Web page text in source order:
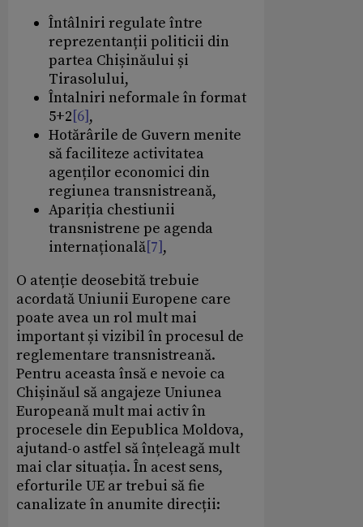
Întâlniri regulate între
reprezentanții politicii din
partea Chișinăului și
Tirasolului,
Întalniri neformale în format
5+2[6],
Hotărârile de Guvern menite
să faciliteze activitatea
agenților economici din
regiunea transnistreană,
Apariția chestiunii
transnistrene pe agenda
internațională[7],
O atenție deosebită trebuie
acordată Uniunii Europene care
poate avea un rol mult mai
important și vizibil în procesul de
reglementare transnistreană.
Pentru aceasta însă e nevoie ca
Chișinăul să angajeze Uniunea
Europeană mult mai activ în
procesele din Eepublica Moldova,
ajutand-o astfel să înțeleagă mult
mai clar situația. În acest sens,
eforturile UE ar trebui să fie
canalizate în anumite direcții: